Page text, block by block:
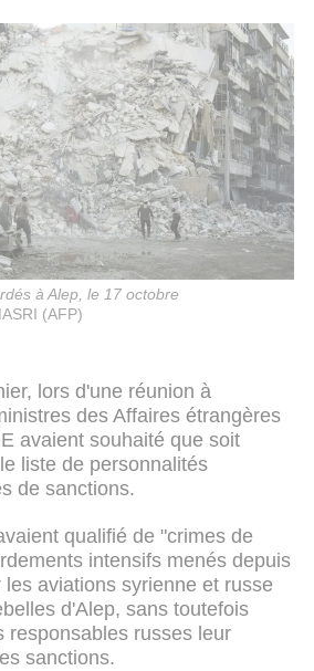
à Alep, le 17 octobre
(AFP)
lors d'une réunion à
des Affaires étrangères
avaient souhaité que soit
liste de personnalités
de sanctions.
qualifié de "crimes de
intensifs menés depuis
aviations syrienne et russe
d'Alep, sans toutefois
responsables russes leur
sanctions.